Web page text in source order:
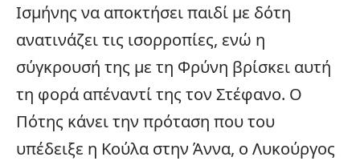
Ισμήνης να αποκτήσει παιδί με δότη
ανατινάζει τις ισορροπίες, ενώ η
σύγκρουσή της με τη Φρύνη βρίσκει αυτή
τη φορά απέναντί της τον Στέφανο. Ο
Πότης κάνει την πρόταση που του
υπέδειξε η Κούλα στην Άννα, ο Λυκούργος